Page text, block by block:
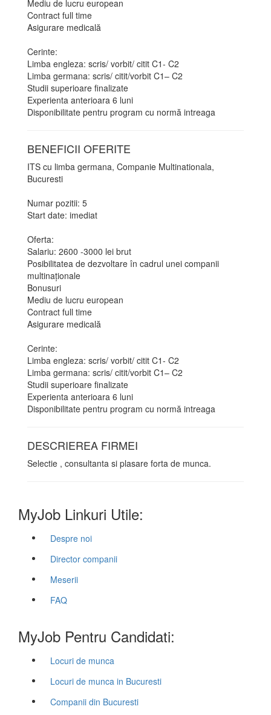
Mediu de lucru european
Contract full time
Asigurare medicală
Cerinte:
Limba engleza: scris/ vorbit/ citit C1- C2
Limba germana: scris/ citit/vorbit C1– C2
Studii superioare finalizate
Experienta anterioara 6 luni
Disponibilitate pentru program cu normă intreaga
BENEFICII OFERITE
ITS cu limba germana, Companie Multinationala,
Bucuresti
Numar pozitii: 5
Start date: imediat
Oferta:
Salariu: 2600 -3000 lei brut
Posibilitatea de dezvoltare în cadrul unei companii
multinaționale
Bonusuri
Mediu de lucru european
Contract full time
Asigurare medicală
Cerinte:
Limba engleza: scris/ vorbit/ citit C1- C2
Limba germana: scris/ citit/vorbit C1– C2
Studii superioare finalizate
Experienta anterioara 6 luni
Disponibilitate pentru program cu normă intreaga
DESCRIEREA FIRMEI
Selectie , consultanta si plasare forta de munca.
MyJob Linkuri Utile:
Despre noi
Director companii
Meserii
FAQ
MyJob Pentru Candidati:
Locuri de munca
Locuri de munca in Bucuresti
Companii din Bucuresti